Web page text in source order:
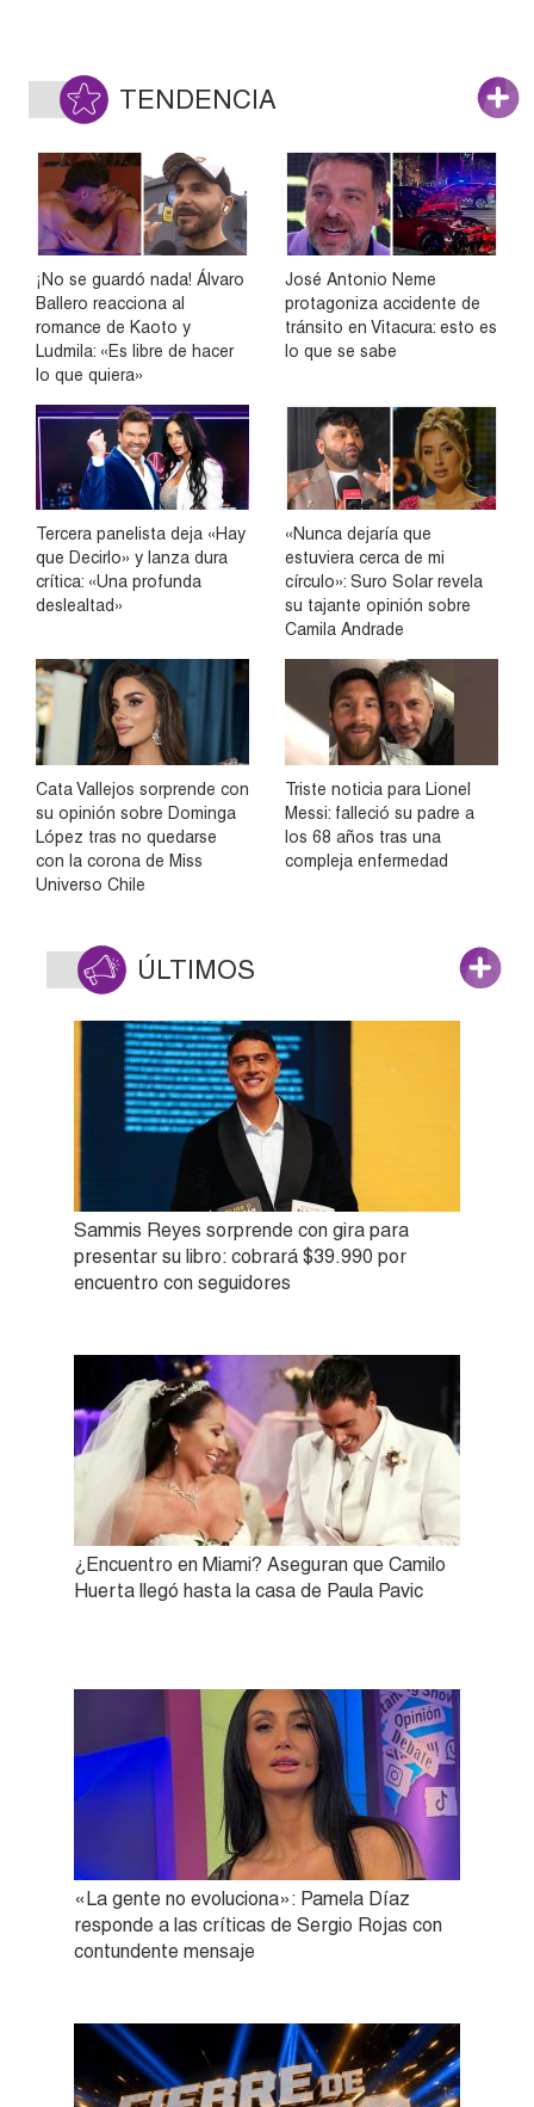
TENDENCIA
¡No se guardó nada! Álvaro
Ballero reacciona al
romance de Kaoto y
Ludmila: «Es libre de hacer
lo que quiera»
José Antonio Neme
protagoniza accidente de
tránsito en Vitacura: esto es
lo que se sabe
Tercera panelista deja «Hay
que Decirlo» y lanza dura
crítica: «Una profunda
deslealtad»
«Nunca dejaría que
estuviera cerca de mi
círculo»: Suro Solar revela
su tajante opinión sobre
Camila Andrade
Cata Vallejos sorprende con
su opinión sobre Dominga
López tras no quedarse
con la corona de Miss
Universo Chile
Triste noticia para Lionel
Messi: falleció su padre a
los 68 años tras una
compleja enfermedad
ÚLTIMOS
Sammis Reyes sorprende con gira para
presentar su libro: cobrará $39.990 por
encuentro con seguidores
¿Encuentro en Miami? Aseguran que Camilo
Huerta llegó hasta la casa de Paula Pavic
«La gente no evoluciona»: Pamela Díaz
responde a las críticas de Sergio Rojas con
contundente mensaje